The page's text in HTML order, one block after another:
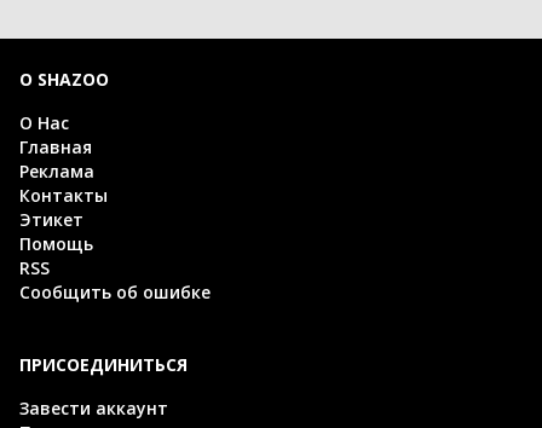
О SHAZOO
О Нас
Главная
Реклама
Контакты
Этикет
Помощь
RSS
Сообщить об ошибке
ПРИСОЕДИНИТЬСЯ
Завести аккаунт